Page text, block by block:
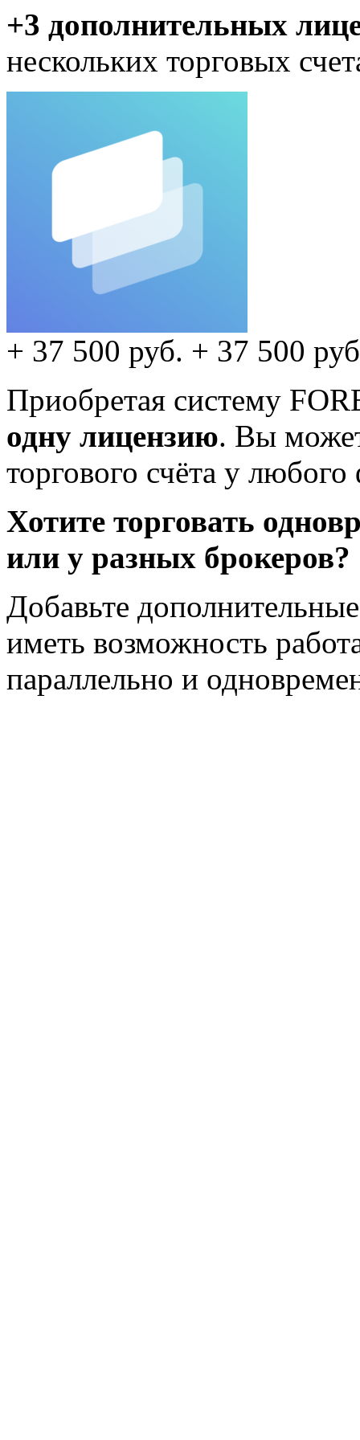
+3 дополнительных
нескольких торговых
+ 37 500 руб. + 37 500
Приобретая систему
одну лицензию. Вы
торгового счёта у
Хотите торговать
или у разных брокеров?
Добавьте
иметь возможность
параллельно и